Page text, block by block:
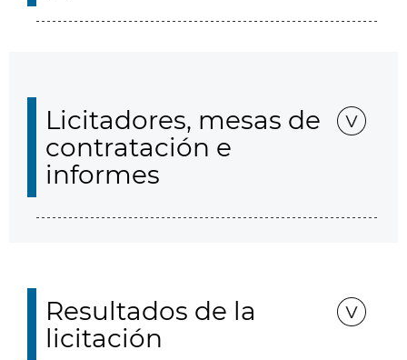
Licitadores, mesas de
contratación e
informes
Resultados de la
licitación